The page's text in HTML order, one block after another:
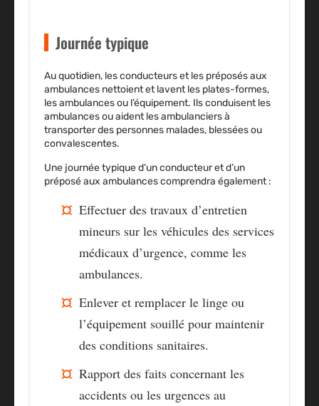
Journée typique
Au quotidien, les conducteurs et les préposés aux
ambulances nettoient et lavent les plates-formes,
les ambulances ou l’équipement. Ils conduisent les
ambulances ou aident les ambulanciers à
transporter des personnes malades, blessées ou
convalescentes.
Une journée typique d’un conducteur et d’un
préposé aux ambulances comprendra également :
Effectuer des travaux d’entretien
mineurs sur les véhicules des services
médicaux d’urgence, comme les
ambulances.
Enlever et remplacer le linge ou
l’équipement souillé pour maintenir
des conditions sanitaires.
Rapport des faits concernant les
accidents ou les urgences au